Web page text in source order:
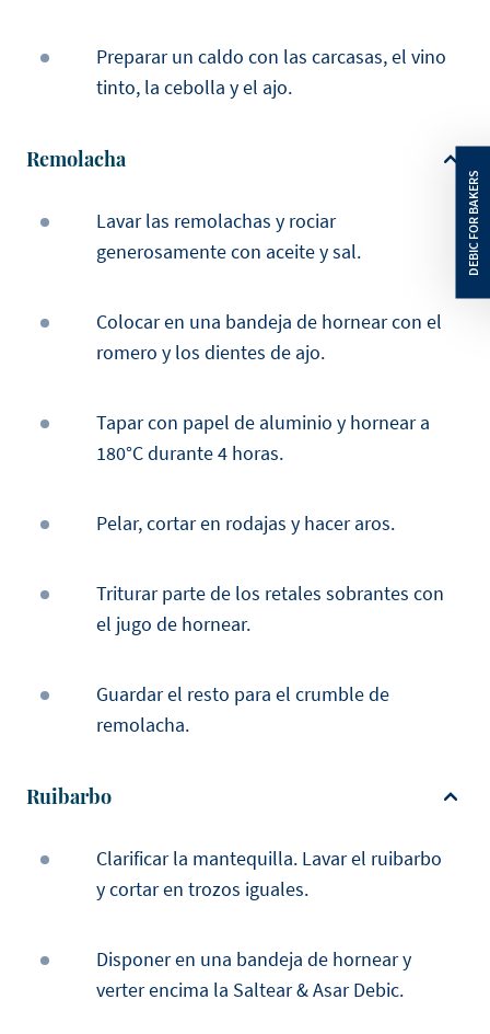
Preparar un caldo con las carcasas, el vino
tinto, la cebolla y el ajo.
Remolacha
Lavar las remolachas y rociar
generosamente con aceite y sal.
Colocar en una bandeja de hornear con el
romero y los dientes de ajo.
Tapar con papel de aluminio y hornear a
180°C durante 4 horas.
Pelar, cortar en rodajas y hacer aros.
Triturar parte de los retales sobrantes con
el jugo de hornear.
Guardar el resto para el crumble de
remolacha.
Ruibarbo
Clarificar la mantequilla. Lavar el ruibarbo
y cortar en trozos iguales.
Disponer en una bandeja de hornear y
verter encima la Saltear & Asar Debic.